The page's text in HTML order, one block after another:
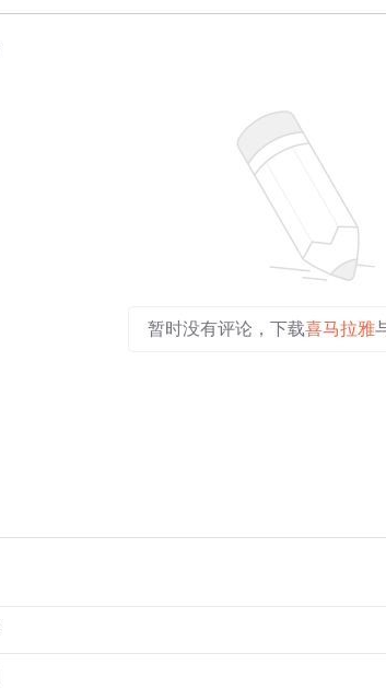
暂时没有评论，下载喜马拉雅